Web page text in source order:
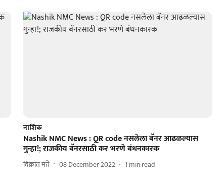
नाशिक
Nashik NMC News : QR code नसलेला बॅनर आढळल्यास
गुन्हा!; राजकीय बॅनरसाठी कर भरणे बंधनकारक
विक्रांत मते 08 December 2022 1 min read